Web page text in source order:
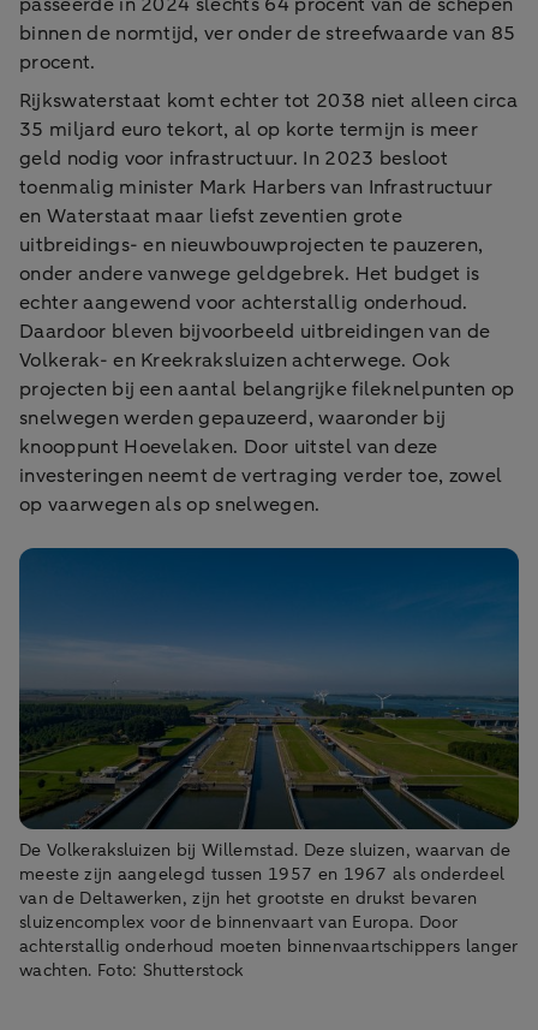
binnen de normtijd, ver onder de streefwaarde van 85
procent.
Rijkswaterstaat komt echter tot 2038 niet alleen circa
35 miljard euro tekort, al op korte termijn is meer
geld nodig voor infrastructuur. In 2023 besloot
toenmalig minister Mark Harbers van Infrastructuur
en Waterstaat maar liefst zeventien grote
uitbreidings- en nieuwbouwprojecten te pauzeren,
onder andere vanwege geldgebrek. Het budget is
echter aangewend voor achterstallig onderhoud.
Daardoor bleven bijvoorbeeld uitbreidingen van de
Volkerak- en Kreekraksluizen achterwege. Ook
projecten bij een aantal belangrijke fileknelpunten op
snelwegen werden gepauzeerd, waaronder bij
knooppunt Hoevelaken. Door uitstel van deze
investeringen neemt de vertraging verder toe, zowel
op vaarwegen als op snelwegen.
De Volkeraksluizen bij Willemstad. Deze sluizen, waarvan de
meeste zijn aangelegd tussen 1957 en 1967 als onderdeel
van de Deltawerken, zijn het grootste en drukst bevaren
sluizencomplex voor de binnenvaart van Europa. Door
achterstallig onderhoud moeten binnenvaartschippers langer
wachten. Foto: Shutterstock